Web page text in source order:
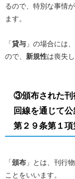
るので、特別な事情が
ます。
「 貸与 」の場合には
ので、 新規性は喪失
③頒布された刊
回線を通じて
第２９条第１項
「頒布 」とは、刊行
ことをいいます。